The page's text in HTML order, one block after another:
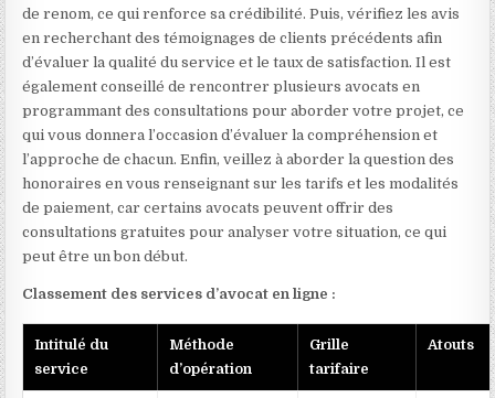
de renom, ce qui renforce sa crédibilité. Puis, vérifiez les avis
en recherchant des témoignages de clients précédents afin
d’évaluer la qualité du service et le taux de satisfaction. Il est
également conseillé de rencontrer plusieurs avocats en
programmant des consultations pour aborder votre projet, ce
qui vous donnera l’occasion d’évaluer la compréhension et
l’approche de chacun. Enfin, veillez à aborder la question des
honoraires en vous renseignant sur les tarifs et les modalités
de paiement, car certains avocats peuvent offrir des
consultations gratuites pour analyser votre situation, ce qui
peut être un bon début.
Classement des services d’avocat en ligne :
Intitulé du
service
Méthode
d’opération
Grille
tarifaire
Atouts